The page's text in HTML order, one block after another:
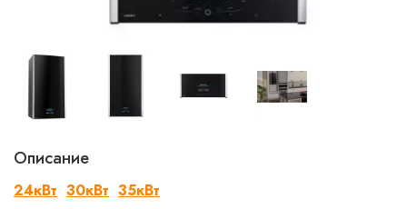
Описание
24кВт 30кВт 35кВт